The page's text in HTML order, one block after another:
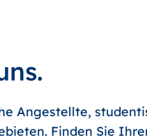
Angestellte,
Finden Sie